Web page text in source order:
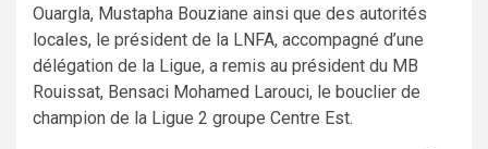
Ouargla, Mustapha Bouziane ainsi que des autorités
locales, le président de la LNFA, accompagné d’une
délégation de la Ligue, a remis au président du MB
Rouissat, Bensaci Mohamed Larouci, le bouclier de
champion de la Ligue 2 groupe Centre Est.